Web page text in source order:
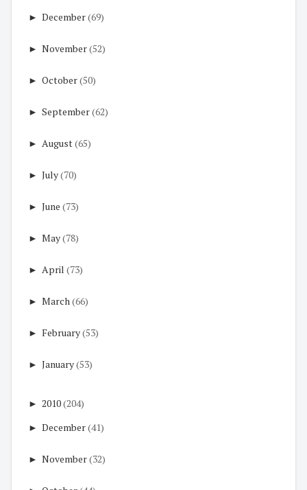
► December(69)
► November(52)
► October(50)
► September(62)
► August(65)
► July(70)
► June (73)
► May(78)
► April (73)
► March(66)
► February(53)
► January(53)
► 2010(204)
► December(41)
► November(32)